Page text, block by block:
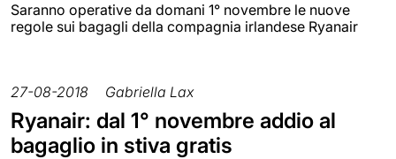
Saranno operative da domani 1° novembre le nuove
regole sui bagagli della compagnia irlandese Ryanair
27-08-2018 Gabriella Lax
Ryanair: dal 1° novembre addio al
bagaglio in stiva gratis